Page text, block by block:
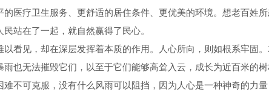
医疗卫生服务、更舒适的居住条件、更优美的环境。想老百姓
站在了一起，就自然赢得了民心。
见，却在深层发挥着本质的作用。人心所向，则如根系牢固
也无法摧毁它们，以至于它们能够高耸入云，成长为近百米的树
可克服，没有什么风雨可以阻挡，因为人心是一种神奇的力量